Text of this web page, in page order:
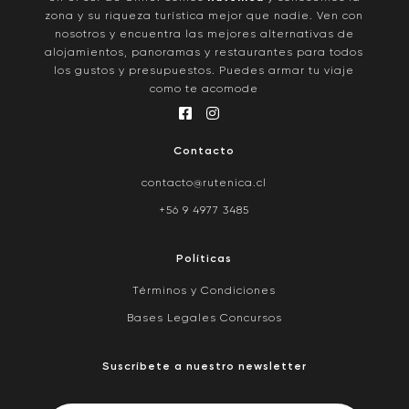
zona y su riqueza turística mejor que nadie. Ven con
nosotros y encuentra las mejores alternativas de
alojamientos, panoramas y restaurantes para todos
los gustos y presupuestos. Puedes armar tu viaje
como te acomode
Contacto
contacto@rutenica.cl
+56 9 4977 3485
Políticas
Términos y Condiciones
Bases Legales Concursos
Suscríbete a nuestro newsletter